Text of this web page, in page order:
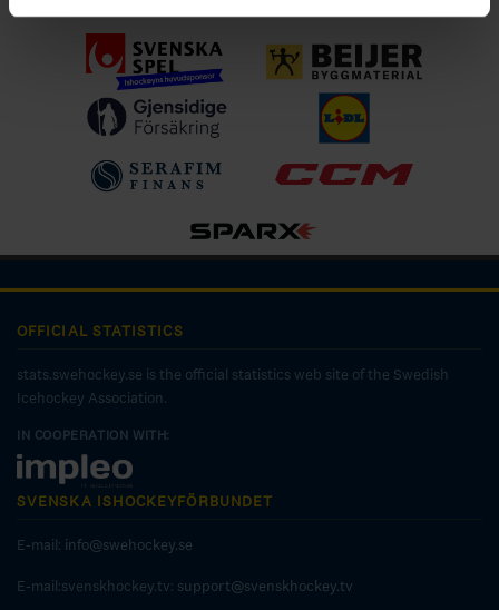
OFFICIAL STATISTICS
stats.swehockey.se is the official statistics web site of the Swedish
Icehockey Association.
IN COOPERATION WITH:
SVENSKA ISHOCKEYFÖRBUNDET
E-mail: info@swehockey.se
E-mail:svenskhockey.tv: support@svenskhockey.tv